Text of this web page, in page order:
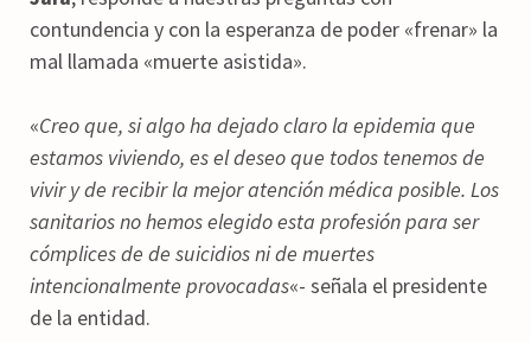
contundencia y con la esperanza de poder «frenar» la
mal llamada «muerte asistida».
«Creo que, si algo ha dejado claro la epidemia que
estamos viviendo, es el deseo que todos tenemos de
vivir y de recibir la mejor atención médica posible. Los
sanitarios no hemos elegido esta profesión para ser
cómplices de de suicidios ni de muertes
intencionalmente provocadas«- señala el presidente
de la entidad.